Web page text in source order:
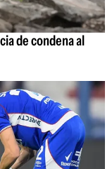
de condena al